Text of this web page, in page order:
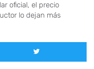
oficial, el precio
lo dejan más